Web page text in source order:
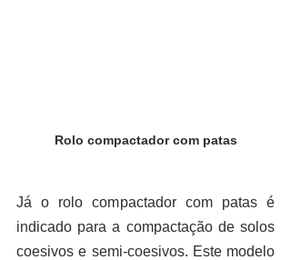
Rolo compactador com patas
Já o rolo compactador com patas é
indicado para a compactação de solos
coesivos e semi-coesivos. Este modelo